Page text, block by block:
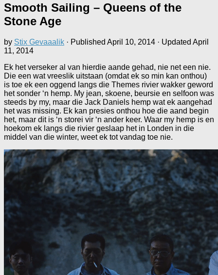
Smooth Sailing – Queens of the
Stone Age
by Stix Gevaaalik · Published April 10, 2014 · Updated April
11, 2014
Ek het verseker al van hierdie aande gehad, nie net een nie.
Die een wat vreeslik uitstaan (omdat ek so min kan onthou)
is toe ek een oggend langs die Themes rivier wakker geword
het sonder ‘n hemp. My jean, skoene, beursie en selfoon was
steeds by my, maar die Jack Daniels hemp wat ek aangehad
het was missing. Ek kan presies onthou hoe die aand begin
het, maar dit is ‘n storei vir ‘n ander keer. Waar my hemp is en
hoekom ek langs die rivier geslaap het in Londen in die
middel van die winter, weet ek tot vandag toe nie.